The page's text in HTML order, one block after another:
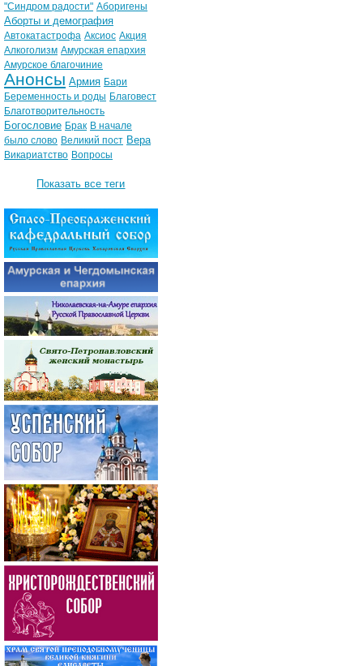
"Синдром радости" Аборигены
Аборты и демография
Автокатастрофа Аксиос Акция
Алкоголизм Амурская епархия
Амурское благочиние
Анонсы Армия Бари
Беременность и роды Благовест
Благотворительность
Богословие Брак В начале
было слово Великий пост Вера
Викариатство Вопросы
Показать все теги